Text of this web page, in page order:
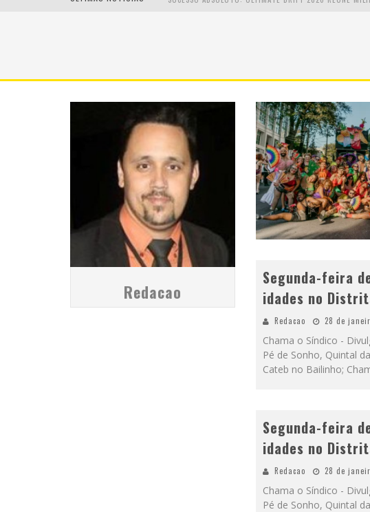
Redacao
Segunda-feira
idades no
Redacao 28 de
Chama o Síndico -
Pé de Sonho, Quintal
Cateb no Bailinho;
Segunda-feira
idades no
Redacao 28 de
Chama o Síndico -
Pé de Sonho, Quintal